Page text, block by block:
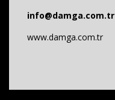
info@damga.com.tr
www.damga.com.tr